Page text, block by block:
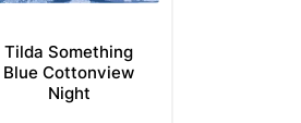
Tilda Something
Blue Cottonview
Night